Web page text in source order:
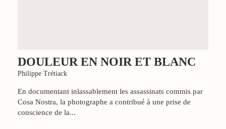
DOULEUR EN NOIR ET BLANC
Philippe Trétiack
En documentant inlassablement les assassinats commis par
Cosa Nostra, la photographe a contribué à une prise de
conscience de la...